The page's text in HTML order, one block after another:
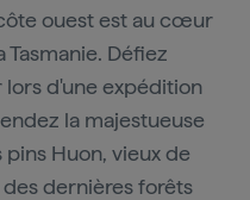
ouest est au cœur
Défiez
d'une expédition
la majestueuse
Huon, vieux de
des dernières forêts